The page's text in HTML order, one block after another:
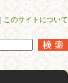
このサイトについて